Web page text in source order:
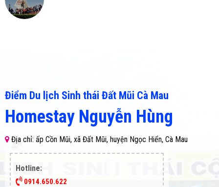
Điểm Du lịch Sinh thái Đất Mũi Cà Mau
Homestay Nguyễn Hùng
Địa chỉ: ấp Cồn Mũi, xã Đất Mũi, huyện Ngọc Hiển, Cà Mau
Hotline:
0914.650.622